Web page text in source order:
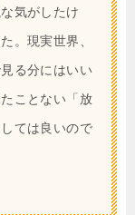
気がしたけ
。現実世界、
る分にはいい
ことない「放
ては良いので